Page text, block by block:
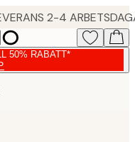
2-4
50% RABATT*